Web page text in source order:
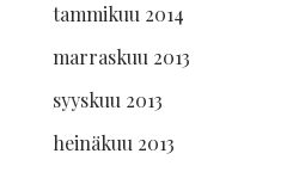
tammikuu 2014
marraskuu 2013
syyskuu 2013
heinäkuu 2013